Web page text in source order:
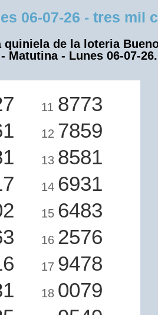
07-26 - tres mil
quiniela de la loteria
Matutina - Lunes 06-07-26.
11 8773
12 7859
13 8581
14 6931
15 6483
16 2576
17 9478
18 0079